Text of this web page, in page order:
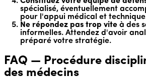
spécialisé, éventuellement
pour l'appui médical et
Ne répondez pas trop vite à des
informelles. Attendez d'avoir
préparé votre stratégie.
FAQ — Procédure
des médecins